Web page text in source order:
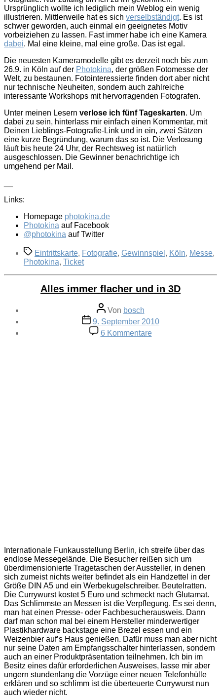
Ursprünglich wollte ich lediglich mein Weblog ein wenig
illustrieren. Mittlerweile hat es sich verselbständigt. Es ist
schwer geworden, auch einmal ein geeignetes Motiv
vorbeiziehen zu lassen. Fast immer habe ich eine Kamera
dabei. Mal eine kleine, mal eine große. Das ist egal.
Die neuesten Kameramodelle gibt es derzeit noch bis zum
26.9. in Köln auf der Photokina, der größen Fotomesse der
Welt, zu bestaunen. Fotointeressierte finden dort aber nicht
nur technische Neuheiten, sondern auch zahlreiche
interessante Workshops mit hervorragenden Fotografen.
Unter meinen Lesern verlose ich fünf Tageskarten. Um
dabei zu sein, hinterlass mir einfach einen Kommentar, mit
Deinen Lieblings-Fotografie-Link und in ein, zwei Sätzen
eine kurze Begründung, warum das so ist. Die Verlosung
läuft bis heute 24 Uhr, der Rechtsweg ist natürlich
ausgeschlossen. Die Gewinner benachrichtige ich
umgehend per Mail.
Links:
Homepage photokina.de
Photokina auf Facebook
@photokina auf Twitter
Schlagwörter
Eintrittskarte, Fotografie, Gewinnspiel , Köln, Messe,
Photokina, Ticket
Alles immer flacher und in 3D
Beitragsautor
Von bosch
Veröffentlichungsdatum
9. September 2010
6 Kommentarezu
Alles
Internationale Funkausstellung Berlin, ich streife über das
endlose Messegelände. Die Besucher reißen sich um
überdimensionierte Tragetaschen der Aussteller, in denen
sich zumeist nichts weiter befindet als ein Handzettel in der
Größe DIN A5 und ein Werbekugelschreiber. Beutelratten.
Die Currywurst kostet 5 Euro und schmeckt nach Glutamat.
Das Schlimmste an Messen ist die Verpflegung. Es sei denn,
man hat einen Presse- oder Fachbesucherausweis. Dann
darf man schon mal bei einem Hersteller minderwertiger
Plastikhardware backstage eine Brezel essen und ein
Weizenbier auf’s Haus genießen. Dafür muss man aber nicht
nur seine Daten am Empfangsschalter hinterlassen, sondern
auch an einer Produktpräsentation teilnehmen. Ich bin im
Besitz eines dafür erforderlichen Ausweises, lasse mir aber
ungern stundenlang die Vorzüge einer neuen Telefonhülle
erklären und so schlimm ist die überteuerte Currywurst nun
auch wieder nicht.